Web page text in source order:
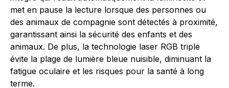
met en pause la lecture lorsque des personnes ou
des animaux de compagnie sont détectés à proximité,
garantissant ainsi la sécurité des enfants et des
animaux. De plus, la technologie laser RGB triple
évite la plage de lumière bleue nuisible, diminuant la
fatigue oculaire et les risques pour la santé à long
terme.